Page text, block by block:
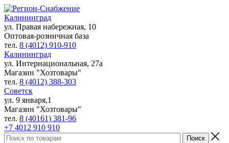
Калининград
ул. Правая набережная, 10
Оптовая-розничная база
тел. 8 (4012) 910-910
Калининград
ул. Интернациональная, 27а
Магазин "Хозтовары"
тел. 8 (4012) 388-303
Советск
ул. 9 января,1
Магазин "Хозтовары"
тел. 8 (40161) 381-96
+7 4012 910 910